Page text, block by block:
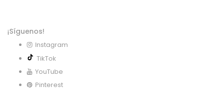
¡Síguenos!
Instagram
TikTok
YouTube
Pinterest